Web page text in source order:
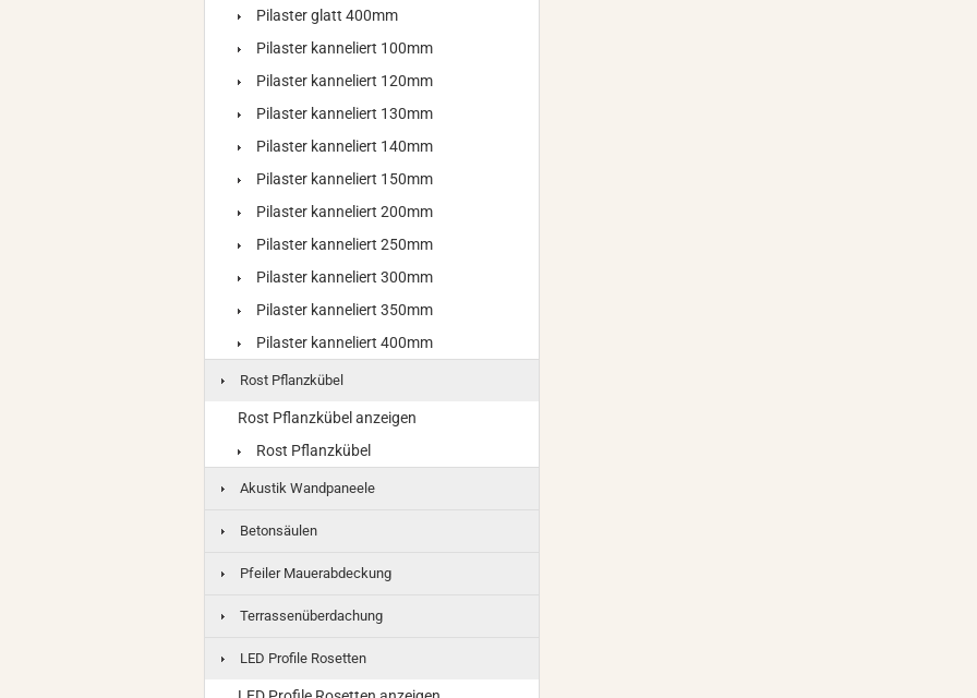
Pilaster glatt 400mm
Pilaster kanneliert 100mm
Pilaster kanneliert 120mm
Pilaster kanneliert 130mm
Pilaster kanneliert 140mm
Pilaster kanneliert 150mm
Pilaster kanneliert 200mm
Pilaster kanneliert 250mm
Pilaster kanneliert 300mm
Pilaster kanneliert 350mm
Pilaster kanneliert 400mm
Rost Pflanzkübel
Rost Pflanzkübel anzeigen
Rost Pflanzkübel
Akustik Wandpaneele
Betonsäulen
Pfeiler Mauerabdeckung
Terrassenüberdachung
LED Profile Rosetten